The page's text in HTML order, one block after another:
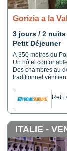
Gorizia a la
3 jours / 2 nuits
Petit Déjeuner
A 350 mètres du
Un hôtel confortable
Des chambres au
traditionnel vénitien
Ref :
ITALIE -